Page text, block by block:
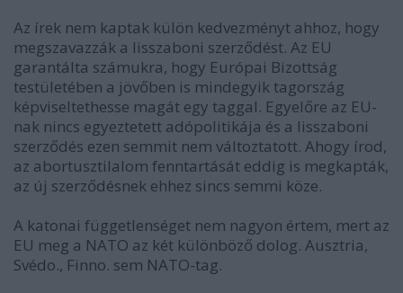
Az írek nem kaptak külön kedvezményt ahhoz, hogy
megszavazzák a lisszaboni szerződést. Az EU
garantálta számukra, hogy Európai Bizottság
testületében a jövőben is mindegyik tagország
képviseltethesse magát egy taggal. Egyelőre az EU-
nak nincs egyeztetett adópolitikája és a lisszaboni
szerződés ezen semmit nem változtatott. Ahogy írod,
az abortusztilalom fenntartását eddig is megkapták,
az új szerződésnek ehhez sincs semmi köze.
A katonai függetlenséget nem nagyon értem, mert az
EU meg a NATO az két különböző dolog. Ausztria,
Svédo., Finno. sem NATO-tag.